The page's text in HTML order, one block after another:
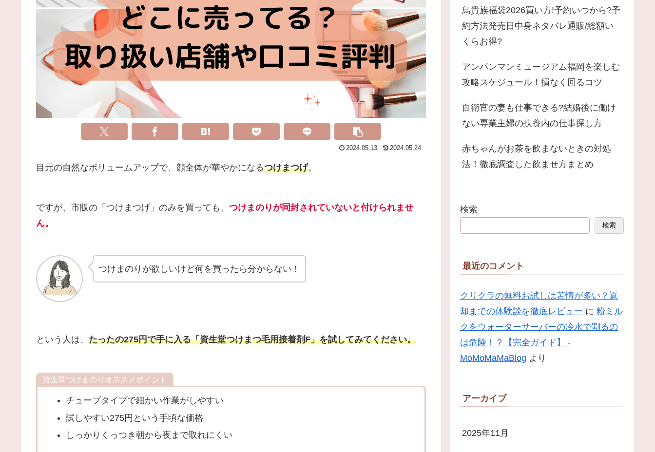
2024.05.13 2024.05.24
目元の自然なボリュームアップで、顔全体が華やかになるつけまつげ。
ですが、市販の「つけまつげ」のみを買っても、 つけまのりが同封されていないと付けられませ
ん。
つけまのりが欲しいけど何を買ったら分からない！
という人は、 たったの275円で手に入る「資生堂つけまつ毛用接着剤F」を試してみてください。
資生堂つけまのりオススメポイント
チューブタイプで細かい作業がしやすい
試しやすい275円という手頃な価格
しっかりくっつき朝から夜まで取れにくい
鳥貴族福袋2026買い方!予約いつから?予
約方法発売日中身ネタバレ通販/総額い
くらお得?
アンパンマンミュージアム福岡を楽しむ
攻略スケジュール！損なく回るコツ
自衛官の妻も仕事できる?結婚後に働け
ない専業主婦の扶養内の仕事探し方
赤ちゃんがお茶を飲まないときの対処
法！徹底調査した飲ませ方まとめ
検索
検索
最近のコメント
クリクラの無料お試しは苦情が多い？返
却までの体験談を徹底レビュー に 粉ミル
クをウォーターサーバーの冷水で割るの
は危険！？【完全ガイド】 -
MoMoMaMaBlog より
アーカイブ
2025年11月